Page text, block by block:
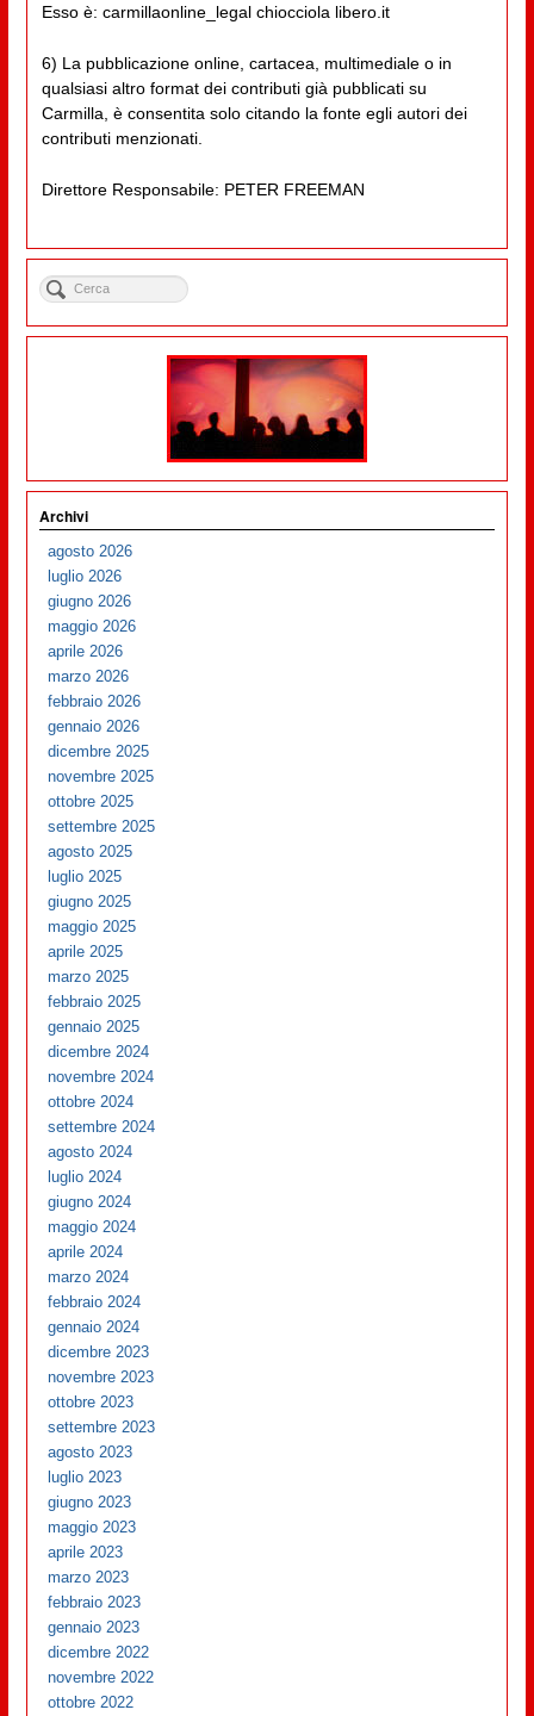
Esso è: carmillaonline_legal chiocciola libero.it
6) La pubblicazione online, cartacea, multimediale o in
qualsiasi altro format dei contributi già pubblicati su
Carmilla, è consentita solo citando la fonte egli autori dei
contributi menzionati.
Direttore Responsabile: PETER FREEMAN
Archivi
agosto 2026
luglio 2026
giugno 2026
maggio 2026
aprile 2026
marzo 2026
febbraio 2026
gennaio 2026
dicembre 2025
novembre 2025
ottobre 2025
settembre 2025
agosto 2025
luglio 2025
giugno 2025
maggio 2025
aprile 2025
marzo 2025
febbraio 2025
gennaio 2025
dicembre 2024
novembre 2024
ottobre 2024
settembre 2024
agosto 2024
luglio 2024
giugno 2024
maggio 2024
aprile 2024
marzo 2024
febbraio 2024
gennaio 2024
dicembre 2023
novembre 2023
ottobre 2023
settembre 2023
agosto 2023
luglio 2023
giugno 2023
maggio 2023
aprile 2023
marzo 2023
febbraio 2023
gennaio 2023
dicembre 2022
novembre 2022
ottobre 2022